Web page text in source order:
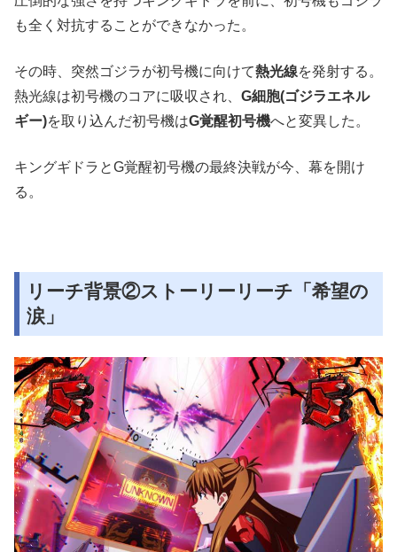
も全く対抗することができなかった。
その時、突然ゴジラが初号機に向けて熱光線を発射する。
熱光線は初号機のコアに吸収され、 G細胞(ゴジラエネル
ギー)を取り込んだ初号機はG覚醒初号機へと変異した。
キングギドラとG覚醒初号機の最終決戦が今、幕を開け
る。
リーチ背景②ストーリーリーチ「希望の
涙」